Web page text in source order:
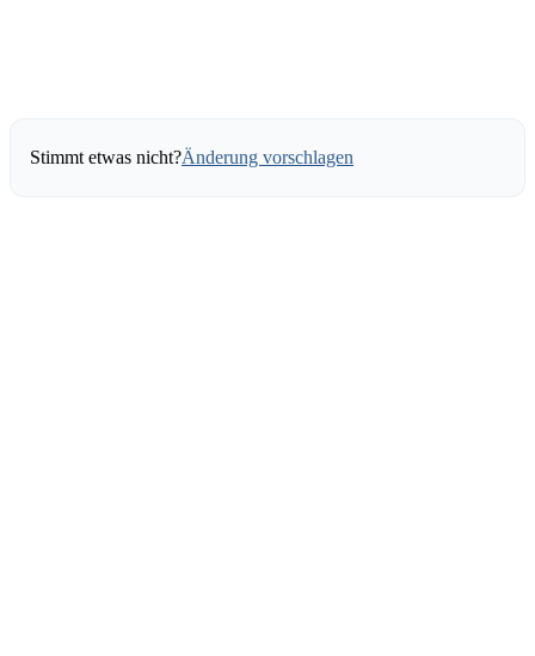
Stimmt etwas nicht?Änderung vorschlagen